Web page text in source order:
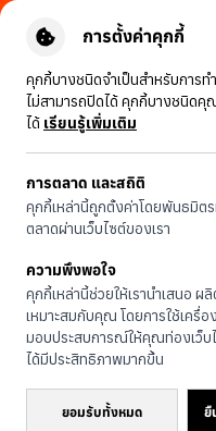
การตั้งค่าคุกกี้
คุกกี้บางชนิดจำเป็นสำหรับการท
ไม่สามารถปิดได้ คุกกี้บางชนิดคุ
ได้ เรียนรู้เพิ่มเติม
การตลาด และสถิติ
คุกกี้เหล่านี้ถูกตั้งค่าโดยพันธมิตร
ตลาดผ่านเว็บไซต์ของเรา
ความพึงพอใจ
คุกกี้เหล่านี้ช่วยให้เรานำเสนอ
เหมาะสมกับคุณ โดยการใช้เครื่อ
มอบประสบการณ์ให้คุณท่องเว็บ
ได้มีประสิทธิภาพมากขึ้น
ยอมรับทั้งหมด ยื
ว็บ 50% เพียงช้อป 1 ชิ้น
รุ่นทั้งหมด ตุ๊กๆ ไทยแลนด์
ตุ๊กๆ ไทยแลนด์
990 บาท
🔥 ลด 200.- ขั้นต่ำ 1,000.- โ
EOSS200